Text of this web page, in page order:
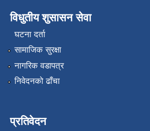
विधुतीय शुसासन सेवा
घटना दर्ता
सामाजिक सुरक्षा
नागरिक वडापत्र
निवेदनको ढाँचा
प्रतिवेदन